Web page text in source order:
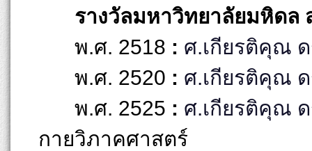
รางวัลมหาวิทยาลัยมหิดล
พ.ศ. 2518 : ศ.เกียรติคุณ
พ.ศ. 2520 : ศ.เกียรติคุณ
พ.ศ. 2525 : ศ.เกียรติคุณ
กายวิภาคศาสตร์